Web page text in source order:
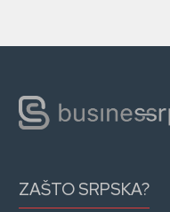
ZAŠTO SRPSKA?